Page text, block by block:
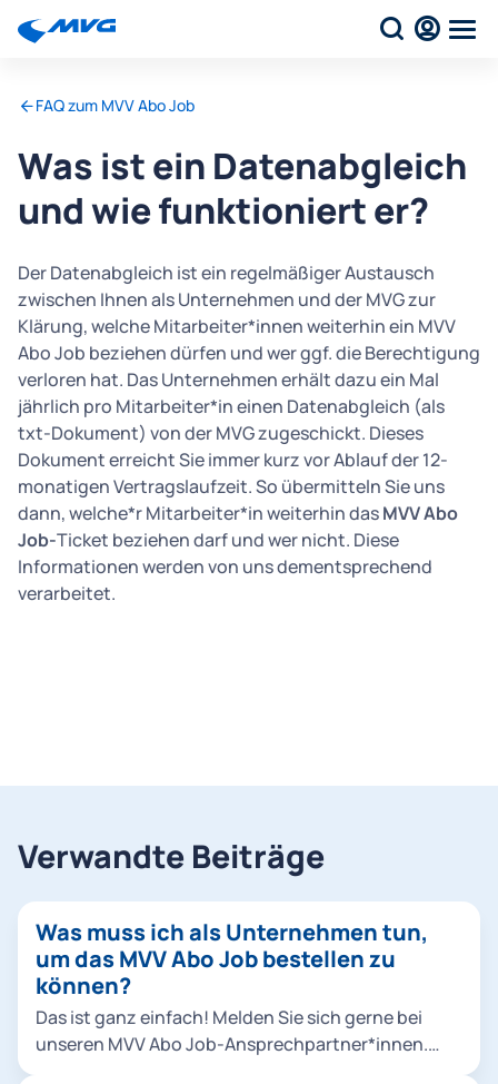
FAQ zum MVV Abo Job
Was ist ein Datenabgleich
und wie funktioniert er?
Der Datenabgleich ist ein regelmäßiger Austausch
zwischen Ihnen als Unternehmen und der MVG zur
Klärung, welche Mitarbeiter*innen weiterhin ein MVV
Abo Job beziehen dürfen und wer ggf. die Berechtigung
verloren hat. Das Unternehmen erhält dazu ein Mal
jährlich pro Mitarbeiter*in einen Datenabgleich (als
txt-Dokument) von der MVG zugeschickt. Dieses
Dokument erreicht Sie immer kurz vor Ablauf der 12-
monatigen Vertragslaufzeit. So übermitteln Sie uns
dann, welche*r Mitarbeiter*in weiterhin dasMVV Abo
Job-Ticket beziehen darf und wer nicht. Diese
Informationen werden von uns dementsprechend
verarbeitet.
Verwandte Beiträge
Was muss ich als Unternehmen tun,
um das MVV Abo Job bestellen zu
können?
Das ist ganz einfach! Melden Sie sich gerne bei
unseren MVV Abo Job-Ansprechpartner*innen.